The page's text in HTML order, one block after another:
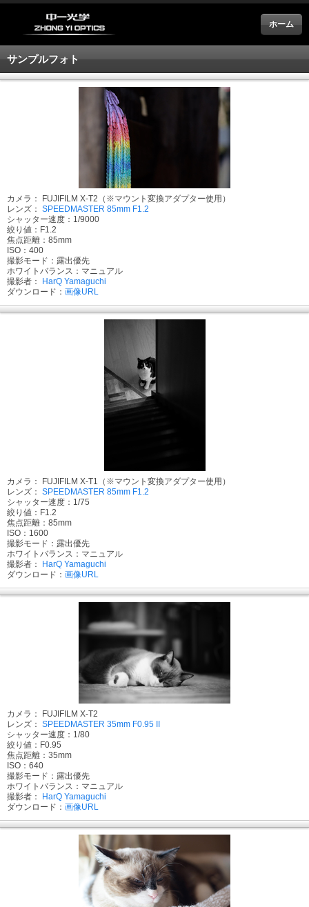
ホーム
サンプルフォト
カメラ： FUJIFILM X-T2（※マウント変換アダプター使用）
レンズ： SPEEDMASTER 85mm F1.2
シャッター速度：1/9000
絞り値：F1.2
焦点距離：85mm
ISO：400
撮影モード：露出優先
ホワイトバランス：マニュアル
撮影者：
HarQ Yamaguchi
ダウンロード： 画像URL
カメラ： FUJIFILM X-T1（※マウント変換アダプター使用）
レンズ： SPEEDMASTER 85mm F1.2
シャッター速度：1/75
絞り値：F1.2
焦点距離：85mm
ISO：1600
撮影モード：露出優先
ホワイトバランス：マニュアル
撮影者：
HarQ Yamaguchi
ダウンロード： 画像URL
カメラ： FUJIFILM X-T2
レンズ： SPEEDMASTER 35mm F0.95 II
シャッター速度：1/80
絞り値：F0.95
焦点距離：35mm
ISO：640
撮影モード：露出優先
ホワイトバランス：マニュアル
撮影者：
HarQ Yamaguchi
ダウンロード： 画像URL